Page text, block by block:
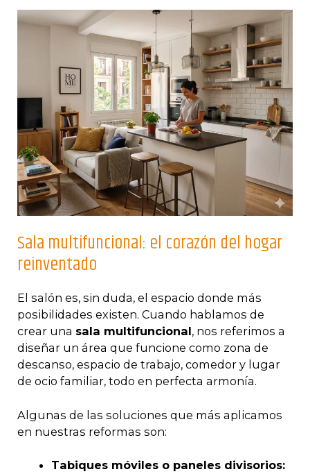
Sala multifuncional: el corazón del hogar
reinventado
El salón es, sin duda, el espacio donde más
posibilidades existen. Cuando hablamos de
crear una sala multifuncional, nos referimos a
diseñar un área que funcione como zona de
descanso, espacio de trabajo, comedor y lugar
de ocio familiar, todo en perfecta armonía.
Algunas de las soluciones que más aplicamos
en nuestras reformas son:
Tabiques móviles o paneles divisorios: